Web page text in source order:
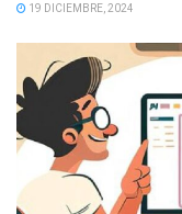
19 DICIEMBRE, 2024